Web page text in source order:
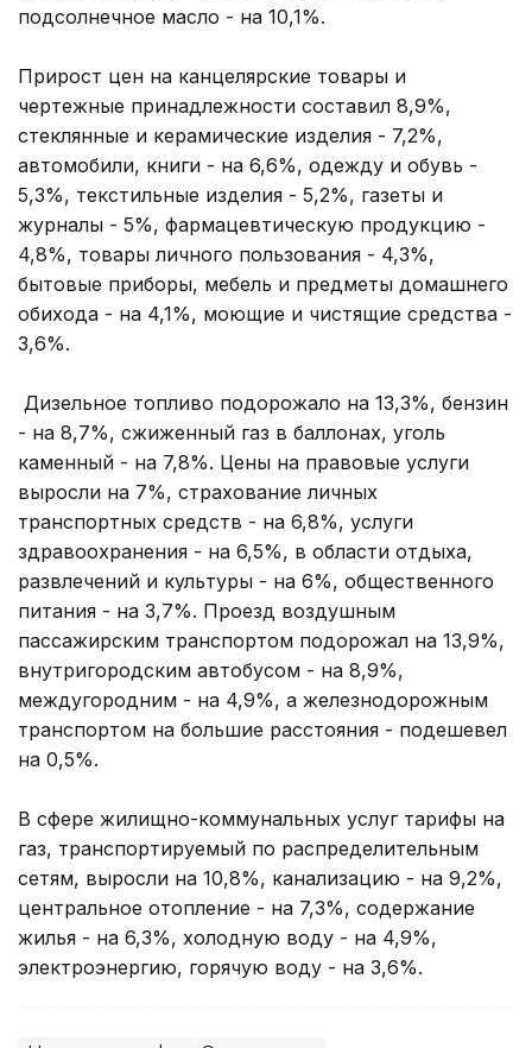
подсолнечное масло - на 10,1%.
Прирост цен на канцелярские товары и
чертежные принадлежности составил 8,9%,
стеклянные и керамические изделия - 7,2%,
автомобили, книги - на 6,6%, одежду и обувь -
5,3%, текстильные изделия - 5,2%, газеты и
журналы - 5%, фармацевтическую продукцию -
4,8%, товары личного пользования - 4,3%,
бытовые приборы, мебель и предметы домашнего
обихода - на 4,1%, моющие и чистящие средства -
3,6%.
Дизельное топливо подорожало на 13,3%, бензин
- на 8,7%, сжиженный газ в баллонах, уголь
каменный - на 7,8%. Цены на правовые услуги
выросли на 7%, страхование личных
транспортных средств - на 6,8%, услуги
здравоохранения - на 6,5%, в области отдыха,
развлечений и культуры - на 6%, общественного
питания - на 3,7%. Проезд воздушным
пассажирским транспортом подорожал на 13,9%,
внутригородским автобусом - на 8,9%,
междугородним - на 4,9%, а железнодорожным
транспортом на большие расстояния - подешевел
на 0,5%.
В сфере жилищно-коммунальных услуг тарифы на
газ, транспортируемый по распределительным
сетям, выросли на 10,8%, канализацию - на 9,2%,
центральное отопление - на 7,3%, содержание
жилья - на 6,3%, холодную воду - на 4,9%,
электроэнергию, горячую воду - на 3,6%.